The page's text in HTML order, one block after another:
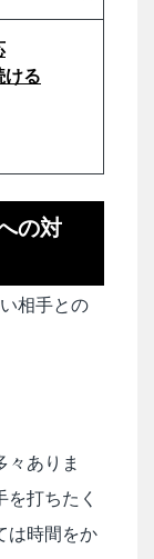
ける
の対
相手との
々ありま
打ちたく
は時間をか